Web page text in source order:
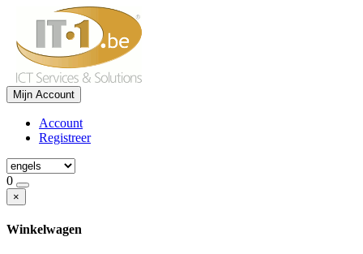
Mijn Account
Account
Registreer
0
×
Winkelwagen